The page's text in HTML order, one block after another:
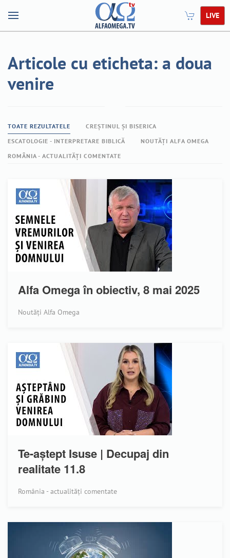
LIVE
Articole cu eticheta: a doua
venire
TOATE REZULTATELE
CREȘTINUL ȘI BISERICA
ESCATOLOGIE - INTERPRETARE BIBLICĂ
NOUTĂȚI ALFA OMEGA
ROMÂNIA - ACTUALITĂȚI COMENTATE
Alfa Omega în obiectiv, 8 mai 2025
Noutăți Alfa Omega
Te-aștept Isuse | Decupaj din
realitate 11.8
România - actualități comentate